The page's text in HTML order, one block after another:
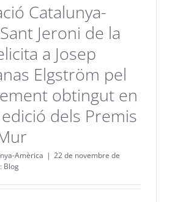
Catalunya-
Jeroni de la
a Josep
Elgström pel
obtingut en
dels Premis
Amèrica | 22 de novembre de
Blog